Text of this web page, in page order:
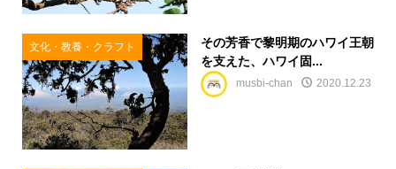
文化・教養・クラフト
その芳香で黎明期のハワイ王朝
を支えた、ハワイ固...
musbi-chan 2020.12.23